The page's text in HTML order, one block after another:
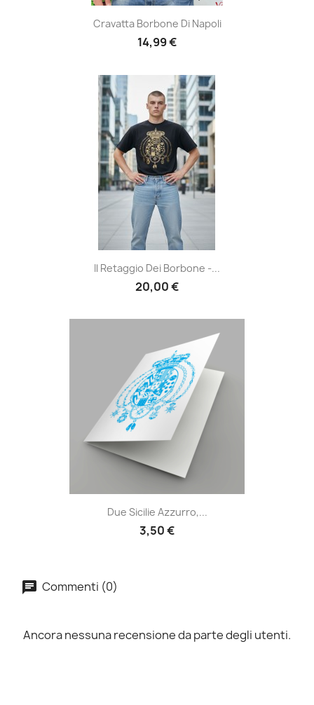
Cravatta Borbone Di Napoli
14,99 €
Il Retaggio Dei Borbone -...
20,00 €
Due Sicilie Azzurro,...
3,50 €
Commenti (0)
Ancora nessuna recensione da parte degli utenti.